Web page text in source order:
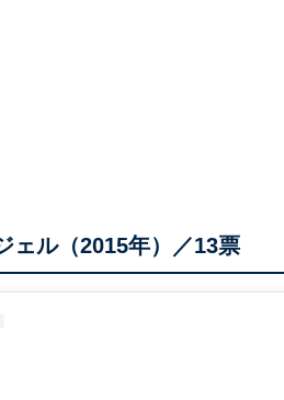
ェル（2015年）／13票